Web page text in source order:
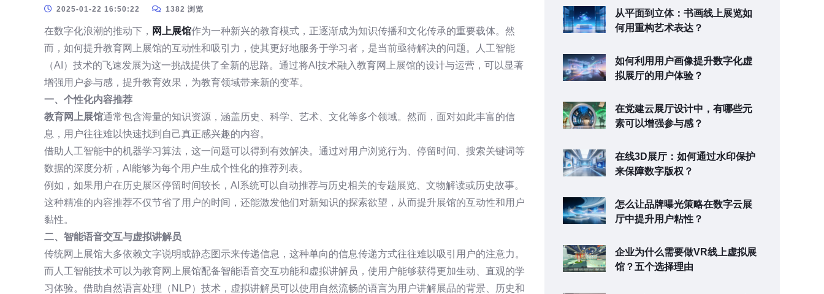
2025-01-22 16:50:22 1382 浏览
在数字化浪潮的推动下， 网上展馆作为一种新兴的教育模式，正逐渐成为知识传播和文化传承的重要载体。然
而，如何提升教育网上展馆的互动性和吸引力，使其更好地服务于学习者，是当前亟待解决的问题。人工智能
（AI）技术的飞速发展为这一挑战提供了全新的思路。通过将AI技术融入教育网上展馆的设计与运营，可以显著
增强用户参与感，提升教育效果，为教育领域带来新的变革。
一、个性化内容推荐
教育网上展馆通常包含海量的知识资源，涵盖历史、科学、艺术、文化等多个领域。然而，面对如此丰富的信
息，用户往往难以快速找到自己真正感兴趣的内容。
借助人工智能中的机器学习算法，这一问题可以得到有效解决。通过对用户浏览行为、停留时间、搜索关键词等
数据的深度分析，AI能够为每个用户生成个性化的推荐列表。
例如，如果用户在历史展区停留时间较长，AI系统可以自动推荐与历史相关的专题展览、文物解读或历史故事。
这种精准的内容推荐不仅节省了用户的时间，还能激发他们对新知识的探索欲望，从而提升展馆的互动性和用户
黏性。
二、智能语音交互与虚拟讲解员
传统网上展馆大多依赖文字说明或静态图示来传递信息，这种单向的信息传递方式往往难以吸引用户的注意力。
而人工智能技术可以为教育网上展馆配备智能语音交互功能和虚拟讲解员，使用户能够获得更加生动、直观的学
习体验。借助自然语言处理（NLP）技术，虚拟讲解员可以使用自然流畅的语言为用户讲解展品的背景、历史和
从平面到立体：书画线上展览如
何用重构艺术表达？
如何利用用户画像提升数字化虚
拟展厅的用户体验？
在党建云展厅设计中，有哪些元
素可以增强参与感？
在线3D展厅：如何通过水印保护
来保障数字版权？
怎么让品牌曝光策略在数字云展
厅中提升用户粘性？
企业为什么需要做VR线上虚拟展
馆？五个选择理由